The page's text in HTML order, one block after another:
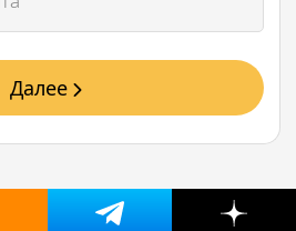
Далее